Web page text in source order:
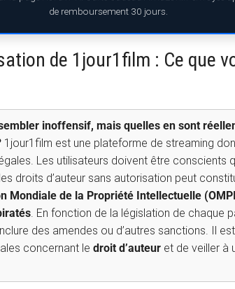
de remboursement 30 jours.
de 1jour1film : Ce que
inoffensif, mais quelles en sont
1jour1film est une plateforme de streaming
Les utilisateurs doivent être conscients
droits d’auteur sans autorisation peut
Mondiale de la Propriété Intellectuelle
. En fonction de la législation de chaque
des amendes ou d’autres sanctions. Il
concernant le droit d’auteur et de veiller à